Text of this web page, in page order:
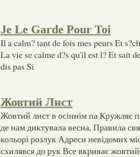
Je Le Garde Pour Toi
Il a calm? tant de fois mes peurs Et
La vie se calme d?s qu'il est l? Et sait
dis pas Si
Жовтий Лист
Жовтий лист в осіннім па Кружляє
де нам диктувала весна, Правила
кольорі розлук Адреси невідомих
схилявся до рук Все вкриває жовтий